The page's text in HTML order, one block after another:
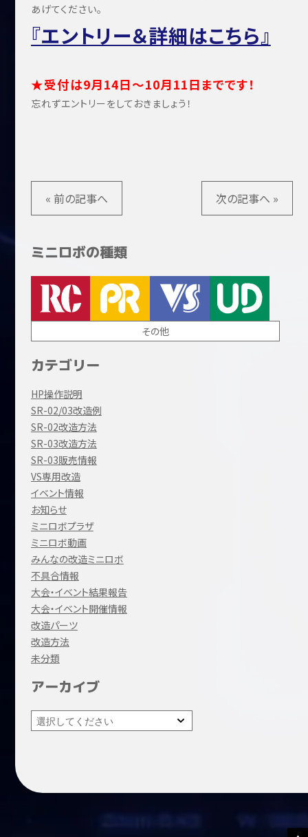
あげてください。
『エントリー＆詳細はこちら』
★受付は9月14日～10月11日までです！
忘れずエントリーをしておきましょう！
« 前の記事へ 次の記事へ »
ミニロボの種類
その他
カテゴリー
HP操作説明
SR-02/03改造例
SR-02改造方法
SR-03改造方法
SR-03販売情報
VS専用改造
イベント情報
お知らせ
ミニロボプラザ
ミニロボ動画
みんなの改造ミニロボ
不具合情報
大会・イベント結果報告
大会・イベント開催情報
改造パーツ
改造方法
未分類
アーカイブ